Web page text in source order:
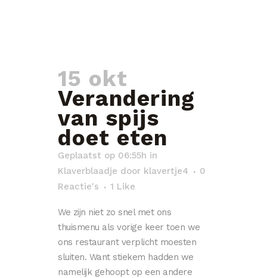
15 okt
Verandering
van spijs
doet eten
Geplaatst op 06:55h in
Klaverblaadje door klavertje4
0
Reactie's
1 Like
We zijn niet zo snel met ons
thuismenu als vorige keer toen we
ons restaurant verplicht moesten
sluiten. Want stiekem hadden we
namelijk gehoopt op een andere